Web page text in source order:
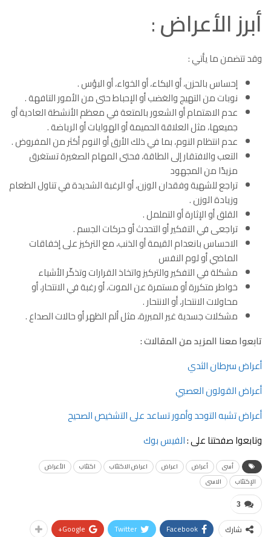
أبرز الأعراض:
وقد تتضمن ما يأتي :
إحساس بالحزن، أو البكاء، أو الخواء، أو البؤس .
نوبات من التهيج والغضب أو الإحباط حتى من الأمور التافهة .
عدم الاهتمام أو الشعور بالمتعة في معظم الأنشطة العادية أو
جميعها، مثل العلاقة الحميمة أو الهوايات أو الرياضة .
عدم انتظام النوم، بما في ذلك الأرق أو النوم أكثر من المفروض .
التعب والافتقار إلى الطاقة، فحتى المهام الصغيرة تستغرق
مزيدًا من المجهود
تراجع للشهية وفقدان الوزن، أو الرغبة الشديدة في تناول الطعام
وزيادة الوزن .
القلق أو الإثارة أو التململ .
تراجعى في التفكير أو التحدث أو حركات الجسم .
الاحساس بانعدام القيمة أو الذنب، مع التركيز على إخفاقات
الماضي أو لوم النفس
مشكلة في التفكير والتركيز واتخاذ القرارات وتذكّر الأشياء
خواطر متكررة أو مستمرة عن الموت، أو رغبة في الانتحار، أو
محاولات الانتحار، أو الانتحار .
مشكلات جسدية غير المبررة، مثل ألم الظهر أو حالات الصداع .
تابعوا معنا المزيد من المقالات :
أعراض سرطان الثدي
أعراض القولون العصبي
أعراض تشبه التوحد وأمور تساعد على التشخيص الصحيح
وتابعوا صفحتنا على :الفيس بوك
أسى أعراض اعراض اعراض الاكتئاب اكتئاب
الأعراض
الإكتئاب
الاسى
3
شارك Facebook
Twitter
Google+